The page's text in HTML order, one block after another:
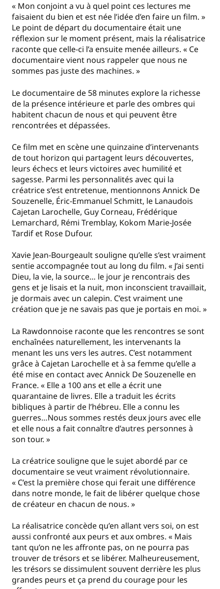
« Mon conjoint a vu à quel point ces lectures me
faisaient du bien et est née l’idée d’en faire un film. »
Le point de départ du documentaire était une
réflexion sur le moment présent, mais la réalisatrice
raconte que celle-ci l’a ensuite menée ailleurs. « Ce
documentaire vient nous rappeler que nous ne
sommes pas juste des machines. »
Le documentaire de 58 minutes explore la richesse
de la présence intérieure et parle des ombres qui
habitent chacun de nous et qui peuvent être
rencontrées et dépassées.
Ce film met en scène une quinzaine d’intervenants
de tout horizon qui partagent leurs découvertes,
leurs échecs et leurs victoires avec humilité et
sagesse. Parmi les personnalités avec qui la
créatrice s’est entretenue, mentionnons Annick De
Souzenelle, Éric-Emmanuel Schmitt, le Lanaudois
Cajetan Larochelle, Guy Corneau, Frédérique
Lemarchard, Rémi Tremblay, Kokom Marie-Josée
Tardif et Rose Dufour.
Xavie Jean-Bourgeault souligne qu’elle s’est vraiment
sentie accompagnée tout au long du film. « J’ai senti
Dieu, la vie, la source… le jour je rencontrais des
gens et je lisais et la nuit, mon inconscient travaillait,
je dormais avec un calepin. C’est vraiment une
création que je ne savais pas que je portais en moi. »
La Rawdonnoise raconte que les rencontres se sont
enchaînées naturellement, les intervenants la
menant les uns vers les autres. C’est notamment
grâce à Cajetan Larochelle et à sa femme qu’elle a
été mise en contact avec Annick De Souzenelle en
France. « Elle a 100 ans et elle a écrit une
quarantaine de livres. Elle a traduit les écrits
bibliques à partir de l’hébreu. Elle a connu les
guerres…Nous sommes restés deux jours avec elle
et elle nous a fait connaître d’autres personnes à
son tour. »
La créatrice souligne que le sujet abordé par ce
documentaire se veut vraiment révolutionnaire.
« C’est la première chose qui ferait une différence
dans notre monde, le fait de libérer quelque chose
de créateur en chacun de nous. »
La réalisatrice concède qu’en allant vers soi, on est
aussi confronté aux peurs et aux ombres. « Mais
tant qu’on ne les affronte pas, on ne pourra pas
trouver de trésors et se libérer. Malheureusement,
les trésors se dissimulent souvent derrière les plus
grandes peurs et ça prend du courage pour les